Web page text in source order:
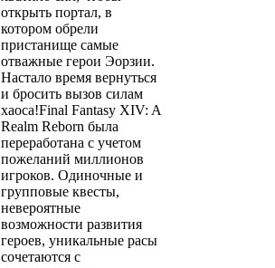
открыть портал, в
котором обрели
пристанище самые
отважные герои Эорзии.
Настало время вернуться
и бросить вызов силам
хаоса!Final Fantasy XIV: A
Realm Reborn была
переработана с учетом
пожеланий миллионов
игроков. Одиночные и
групповые квесты,
невероятные
возможности развития
героев, уникальные расы
сочетаются с